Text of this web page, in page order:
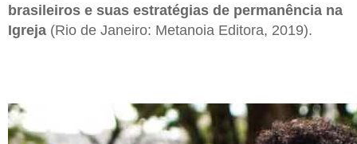
brasileiros e suas estratégias de permanência na
Igreja (Rio de Janeiro: Metanoia Editora, 2019).